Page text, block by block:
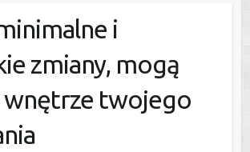
i
zmiany, mogą
wnętrze twojego